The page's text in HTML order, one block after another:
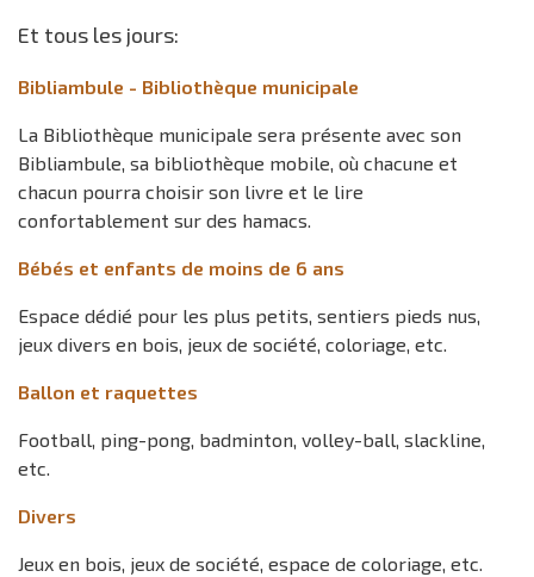
Et tous les jours:
Bibliambule - Bibliothèque municipale
La Bibliothèque municipale sera présente avec son
Bibliambule, sa bibliothèque mobile, où chacune et
chacun pourra choisir son livre et le lire
confortablement sur des hamacs.
Bébés et enfants de moins de 6 ans
Espace dédié pour les plus petits, sentiers pieds nus,
jeux divers en bois, jeux de société, coloriage, etc.
Ballon et raquettes
Football, ping-pong, badminton, volley-ball, slackline,
etc.
Divers
Jeux en bois, jeux de société, espace de coloriage, etc.